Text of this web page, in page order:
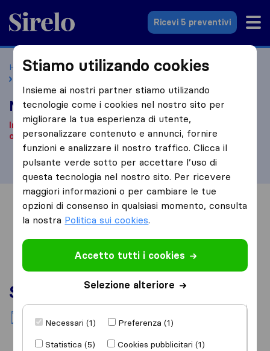
Sirelo.it
Ricevi 5 preventivi
Home Le 10 migliori aziende di traslochi in Italia
Matera Service
In base alle nostre informazioni, questa ditta non è più
operativa.Stai cercando una ditta di traslochi?Clicca qui
Informazioni Recensioni Rivedi
Servizi
Trasloco nazionale
Stiamo utilizando cookies
Insieme ai nostri partner stiamo utilizando
tecnologie come i cookies nel nostro sito per
migliorare la tua esperienza di utente,
personalizzare contenuto e annunci, fornire
funzioni e analizzare il nostro traffico. Clicca il
pulsante verde sotto per accettare l’uso di
questa tecnologia nel nostro sito. Per ricevere
maggiori informazioni o per cambiare le tue
opzioni di consenso in qualsiasi momento, consulta
la nostra Politica sui cookies.
Accetto tutti i cookies
Selezione alteriore
Necessari (1)
Preferenza (1)
Statistica (5)
Cookies pubblicitari (1)